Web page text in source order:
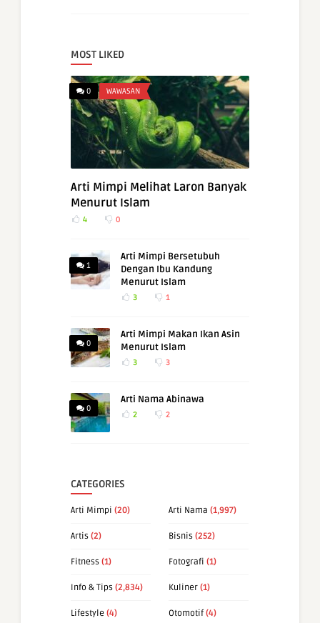
MOST LIKED
0 WAWASAN
Arti Mimpi Melihat Laron Banyak
Menurut Islam
4 0
1
Arti Mimpi Bersetubuh
Dengan Ibu Kandung
Menurut Islam
3 1
0
Arti Mimpi Makan Ikan Asin
Menurut Islam
3 3
0
Arti Nama Abinawa
2 2
CATEGORIES
Arti Mimpi (20) Arti Nama (1,997)
Artis (2) Bisnis (252)
Fitness (1) Fotografi (1)
Info & Tips (2,834) Kuliner (1)
Lifestyle (4) Otomotif (4)